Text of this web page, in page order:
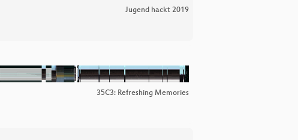
Jugend hackt 2019
35C3: Refreshing Memories